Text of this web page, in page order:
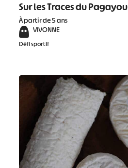
Sur les Traces du Pagayou
À partir de 5 ans
VIVONNE
Défi sportif